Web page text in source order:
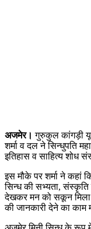
अजमेर। गुरुकुल कांगड़ी
शर्मा व दल ने सिन्धुपति
इतिहास व साहित्य शोध
इस मौके पर शर्मा ने कहां
सिन्ध की सभ्यता, संस्कृति
देखकर मन को सकून मिला
की जानकारी देने का काम